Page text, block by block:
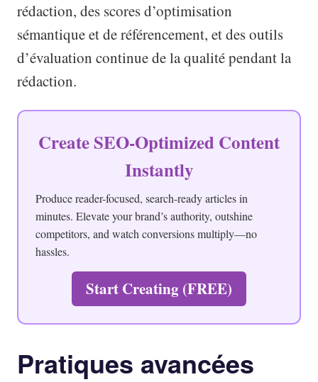
rédaction, des scores d’optimisation
sémantique et de référencement, et des outils
d’évaluation continue de la qualité pendant la
rédaction.
Create SEO-Optimized Content
Instantly
Produce reader-focused, search-ready articles in
minutes. Elevate your brand’s authority, outshine
competitors, and watch conversions multiply—no
hassles.
Start Creating (FREE)
Pratiques avancées